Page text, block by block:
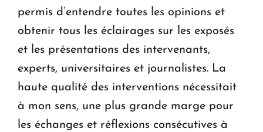
permis d’entendre toutes les opinions et
obtenir tous les éclairages sur les exposés
et les présentations des intervenants,
experts, universitaires et journalistes. La
haute qualité des interventions nécessitait
à mon sens, une plus grande marge pour
les échanges et réflexions consécutives à